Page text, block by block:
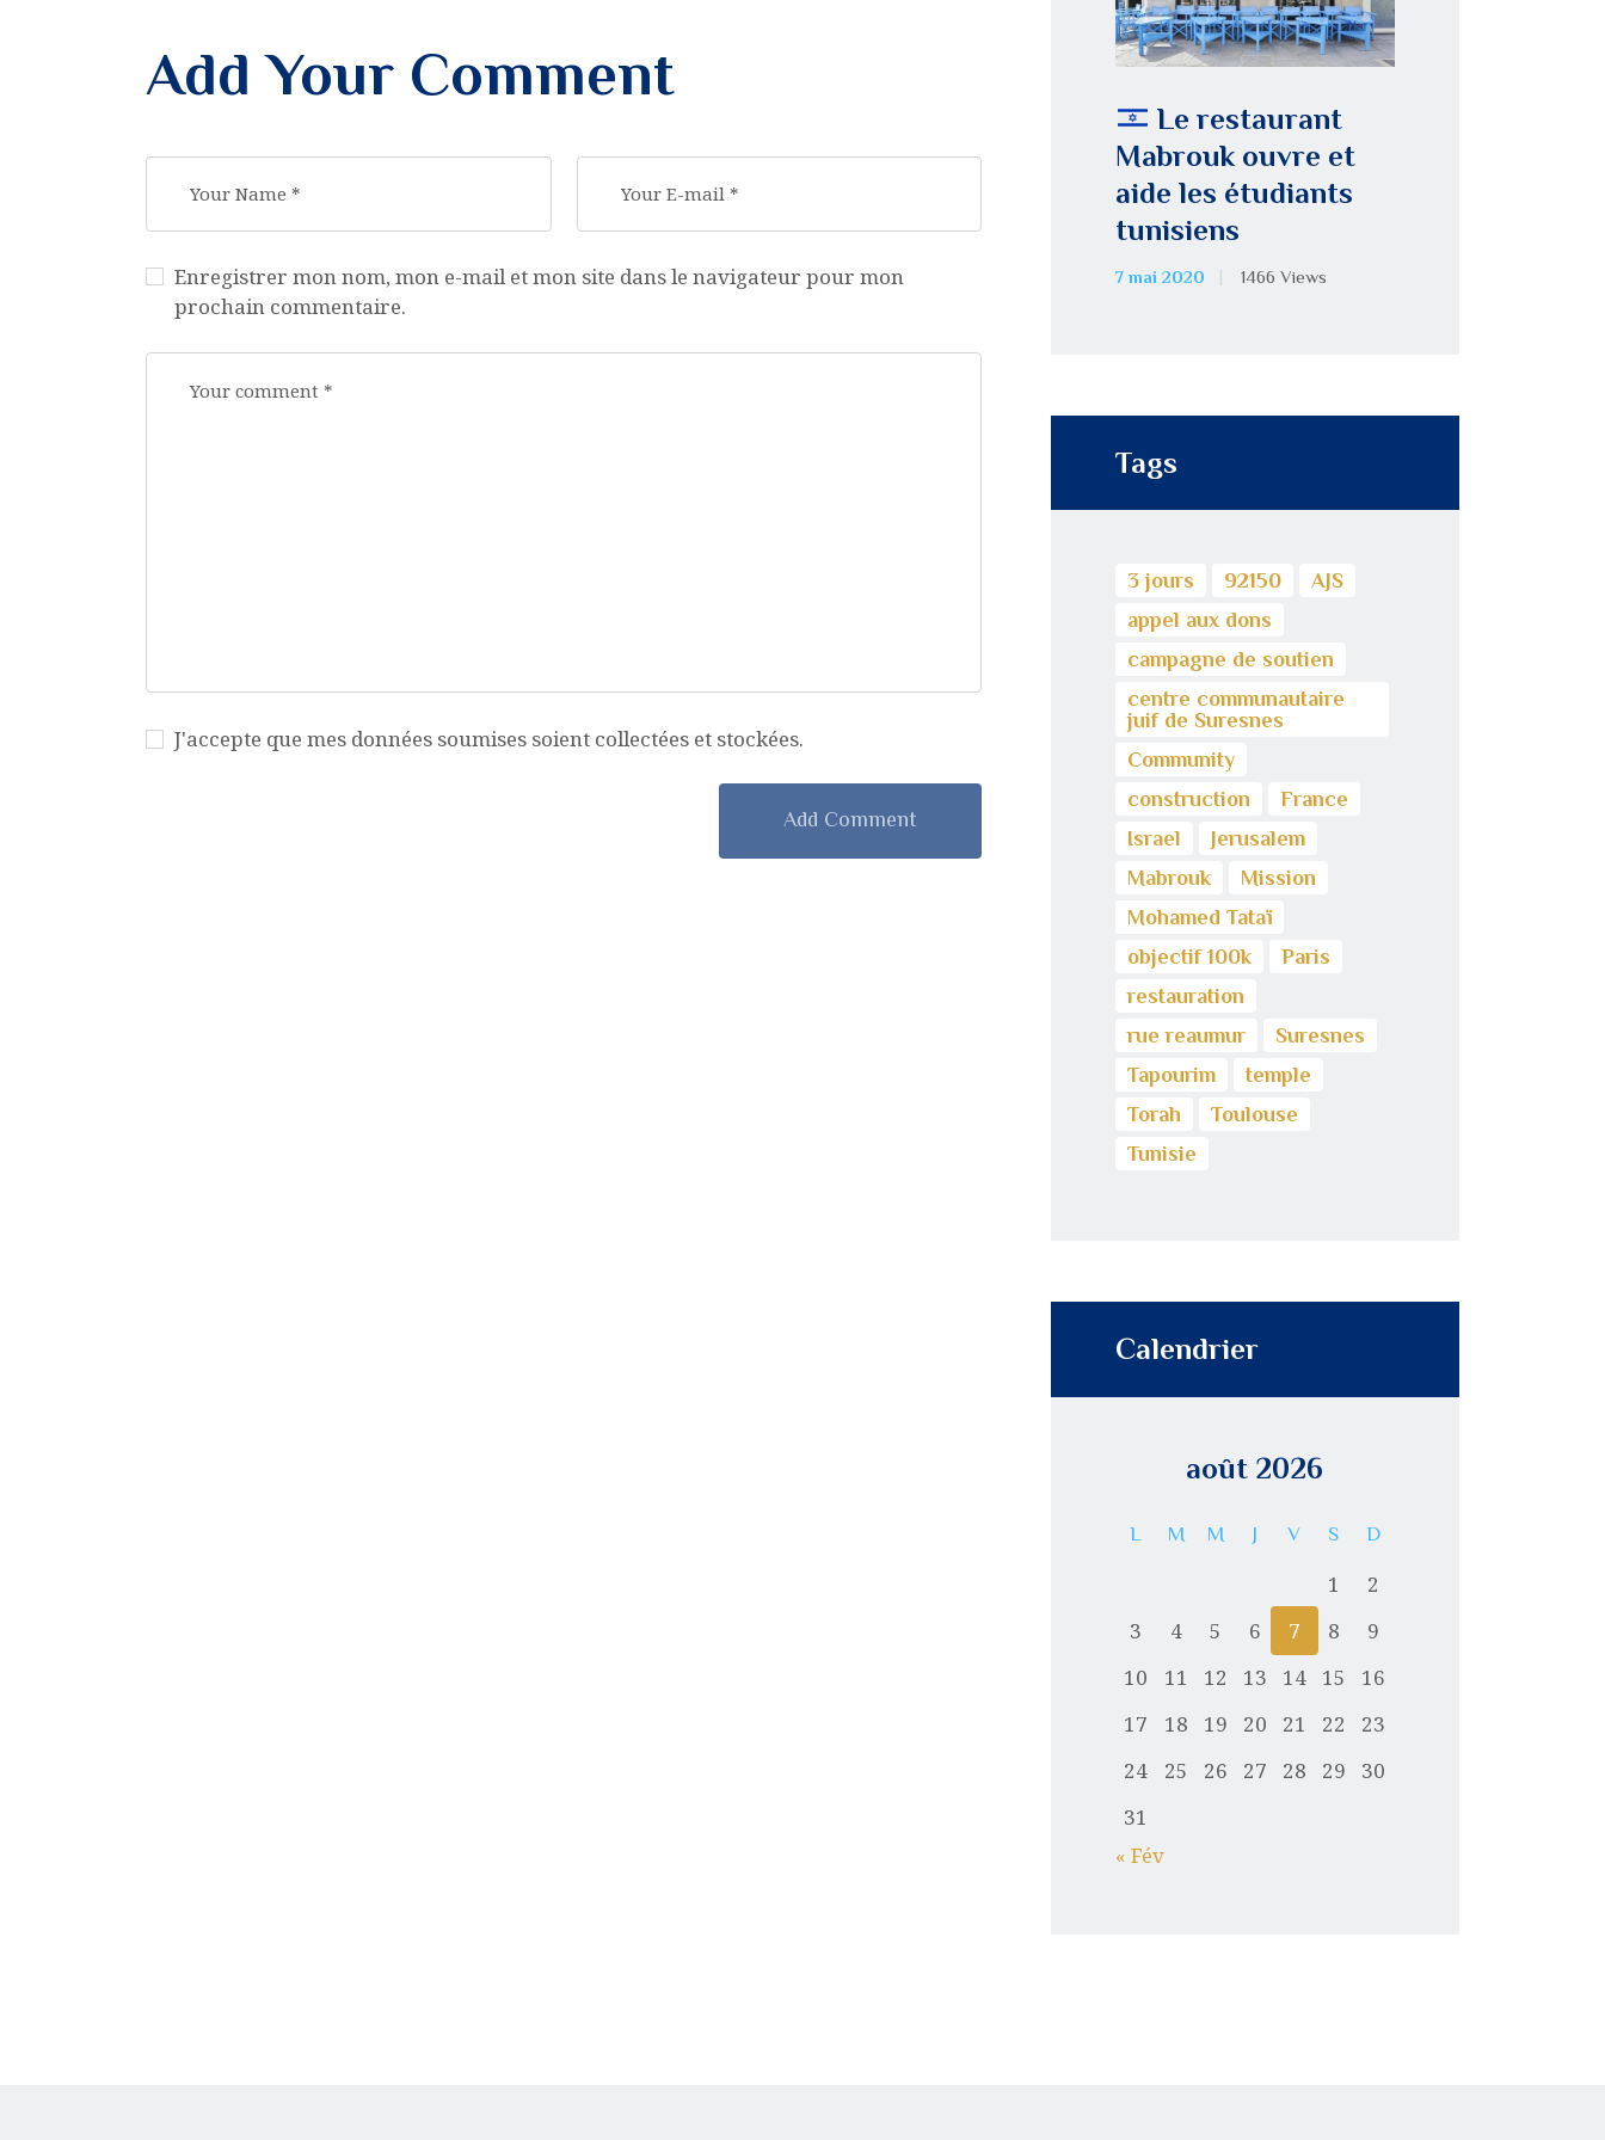
Add Your Comment
Enregistrer mon nom, mon e-mail et mon site dans le navigateur pour mon
prochain commentaire.
J'accepte que mes données soumises soient collectées et stockées.
Le restaurant
Mabrouk ouvre et
aide les étudiants
tunisiens
7 mai 2020 1466 Views
Tags
3 jours 92150
AJS
appel aux dons
campagne de soutien
centre communautaire
juif de Suresnes
Community
construction
France
Israel
Jerusalem
Mabrouk
Mission
Mohamed Tataï
objectif 100k
Paris
restauration
rue reaumur
Suresnes
Tapourim
temple
Torah
Toulouse
Tunisie
Calendrier
août 2026
L M M J V S D
1
2
3
4 5 6 7 8
9
10
11 12 13 14 15
16
17
18 19 20 21 22
23
24
25 26 27 28 29
30
31
« Fév